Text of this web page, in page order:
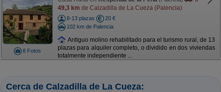
8 Fotos
49,3 km de Calzadilla de La Cueza (Palencia)
8-13 plazas
20 €
102 km de Palencia
Antiguo molino rehabilitado para el turismo rural, de 13
plazas para alquiler completo, o dividido en dos viviendas
totalmente independiente ...
Cerca de Calzadilla de La Cueza: